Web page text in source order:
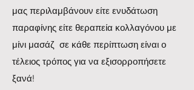
μας περιλαμβάνουν είτε ενυδάτωση
παραφίνης είτε θεραπεία κολλαγόνου με
μίνι μασάζ σε κάθε περίπτωση είναι ο
τέλειος τρόπος για να εξισορροπήσετε
ξανά!